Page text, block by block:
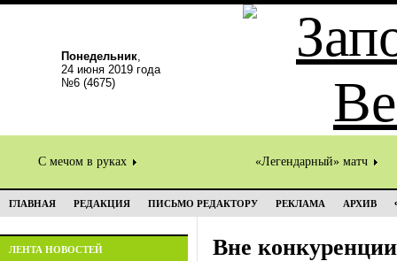
Понедельник,
24 июня 2019 года
№6 (4675)
С мечом в руках «Легендарный» матч
ГЛАВНАЯ РЕДАКЦИЯ ПИСЬМО РЕДАКТОРУ РЕКЛАМА АРХИВ
ЛЕНТА НОВОСТЕЙ Вне конкуренции